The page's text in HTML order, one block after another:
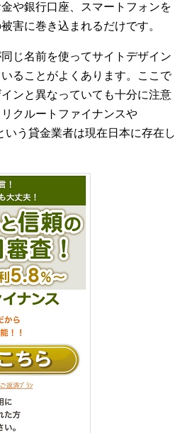
や銀行口座、スマートフォンを
害に巻き込まれるだけです。
じ名前を使ってサイトデザイン
ることがよくあります。ここで
ンと異なっていても十分に注意
クルートファイナンスや
いう貸金業者は現在日本に存在し